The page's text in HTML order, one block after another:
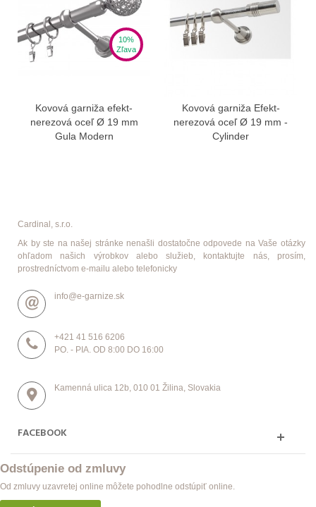
10%
Zľava
Kovová garniža efekt-
nerezová oceľ Ø 19 mm
Gula Modern
Kovová garniža Efekt-
nerezová oceľ Ø 19 mm -
Cylinder
Cardinal, s.r.o.
Ak by ste na našej stránke nenašli dostatočne odpovede na Vaše otázky
ohľadom našich výrobkov alebo služieb, kontaktujte nás, prosím,
prostredníctvom e-mailu alebo telefonicky
info@e-garnize.sk
+421 41 516 6206
PO. - PIA. OD 8:00 DO 16:00
Kamenná ulica 12b, 010 01 Žilina, Slovakia
FACEBOOK
Odstúpenie od zmluvy
Od zmluvy uzavretej online môžete pohodlne odstúpiť online.